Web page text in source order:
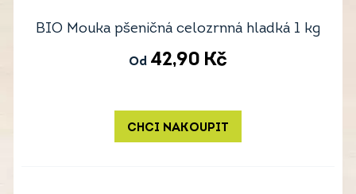
BIO Mouka pšeničná celozrnná hladká 1 kg
Od 42,90 Kč
CHCI NAKOUPIT